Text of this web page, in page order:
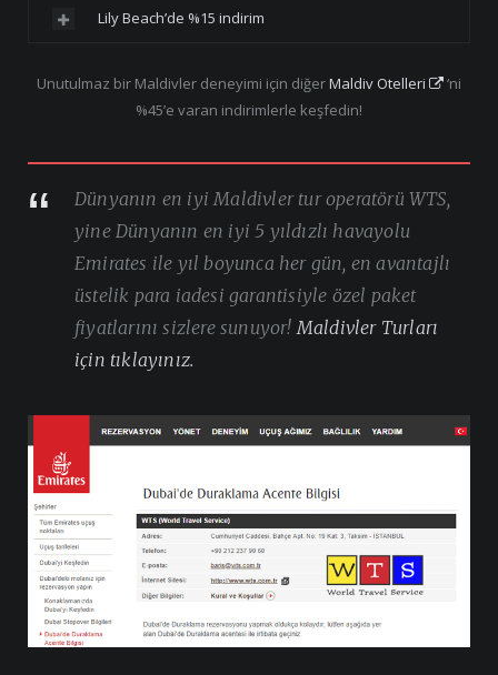
Lily Beach’de %15 indirim
Unutulmaz bir Maldivler deneyimi için diğerMaldiv Otelleri
‘ni
%45’e varan indirimlerle keşfedin!
Dünyanın en iyi Maldivler tur operatörü WTS,
yine Dünyanın en iyi 5 yıldızlı havayolu
Emirates ile yıl boyunca her gün, en avantajlı
üstelik para iadesi garantisiyle özel paket
fiyatlarını sizlere sunuyor! Maldivler Turları
için tıklayınız.